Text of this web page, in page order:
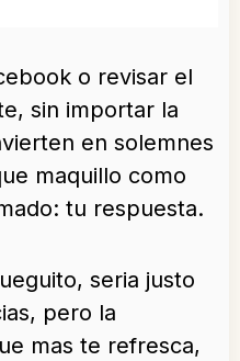
o revisar el
sin importar la
en solemnes
maquillo como
tu respuesta.
seria justo
pero la
mas te refresca,